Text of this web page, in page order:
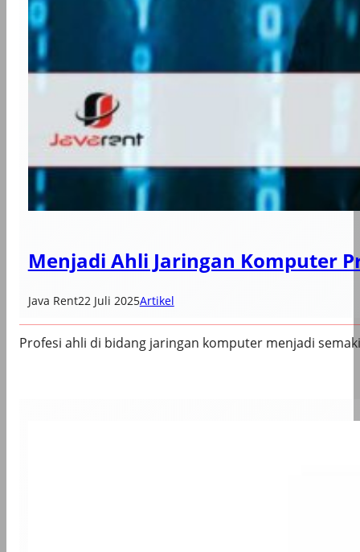
Menjadi Ahli Jaringan Komputer
Java Rent22 Juli 2025Artikel
Profesi ahli di bidang jaringan komputer menjadi